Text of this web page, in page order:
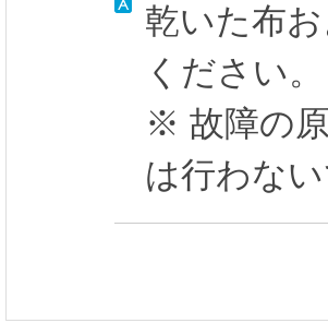
乾いた布
ください。
※ 故障の
は行わな